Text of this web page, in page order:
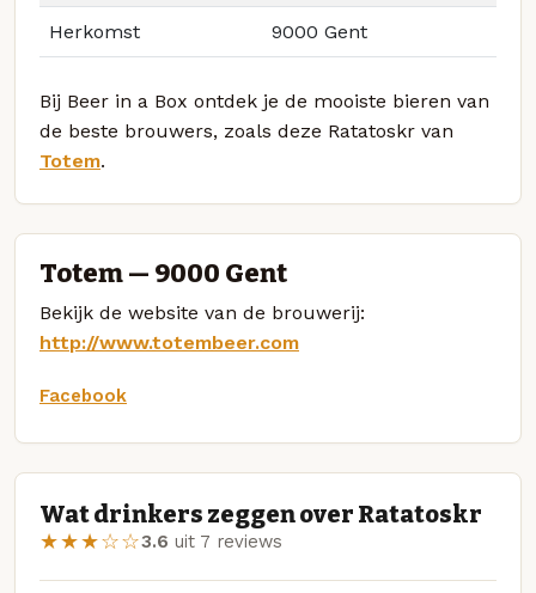
Herkomst 9000 Gent
Bij Beer in a Box ontdek je de mooiste bieren van
de beste brouwers, zoals deze Ratatoskr van
Totem.
Totem — 9000 Gent
Bekijk de website van de brouwerij:
http://www.totembeer.com
Facebook
Wat drinkers zeggen over Ratatoskr
★★★☆☆3.6 uit 7 reviews